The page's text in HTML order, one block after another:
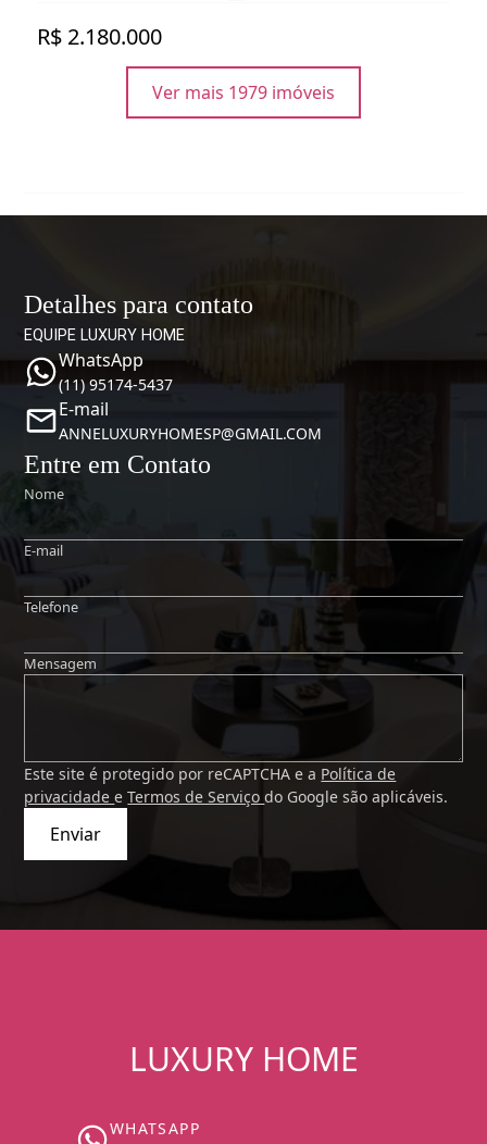
R$ 2.180.000
Ver mais 1979 imóveis
Detalhes para contato
EQUIPE LUXURY HOME
WhatsApp
(11) 95174-5437
E-mail
ANNELUXURYHOMESP@GMAIL.COM
Entre em Contato
Nome
E-mail
Telefone
Mensagem
Este site é protegido por reCAPTCHA e a Política de
privacidadeeTermos de Serviçodo Google são aplicáveis.
Enviar
LUXURY HOME
WHATSAPP